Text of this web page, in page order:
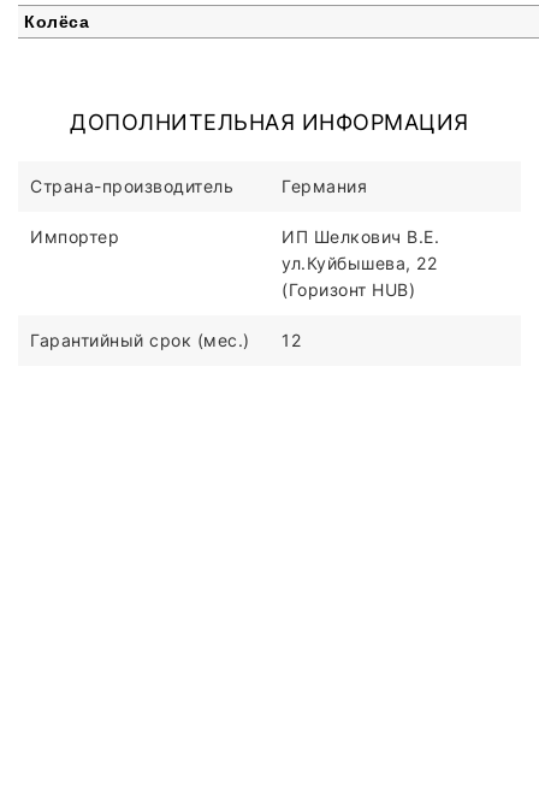
Колёса
ДОПОЛНИТЕЛЬНАЯ ИНФОРМАЦИЯ
Страна-производитель Германия
Импортер
ИП Шелкович В.Е.
ул.Куйбышева, 22
(Горизонт HUB)
Гарантийный срок (мес.) 12